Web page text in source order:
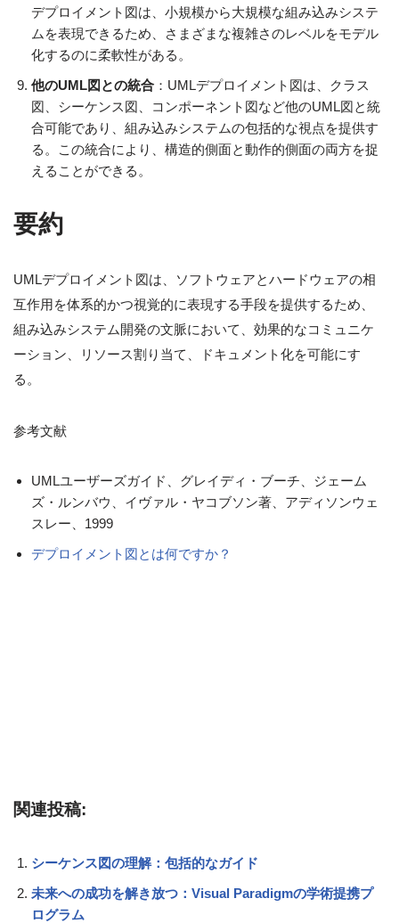
デプロイメント図は、小規模から大規模な組み込みシステ
ムを表現できるため、さまざまな複雑さのレベルをモデル
化するのに柔軟性がある。
他のUML図との統合 ：UMLデプロイメント図は、クラス
図、シーケンス図、コンポーネント図など他のUML図と統
合可能であり、組み込みシステムの包括的な視点を提供す
る。この統合により、構造的側面と動作的側面の両方を捉
えることができる。
要約
UMLデプロイメント図は、ソフトウェアとハードウェアの相
互作用を体系的かつ視覚的に表現する手段を提供するため、
組み込みシステム開発の文脈において、効果的なコミュニケ
ーション、リソース割り当て、ドキュメント化を可能にす
る。
参考文献
UMLユーザーズガイド、グレイディ・ブーチ、ジェーム
ズ・ルンバウ、イヴァル・ヤコブソン著、アディソンウェ
スレー、1999
デプロイメント図とは何ですか？
関連投稿:
シーケンス図の理解：包括的なガイド
未来への成功を解き放つ：Visual Paradigmの学術提携プ
ログラム